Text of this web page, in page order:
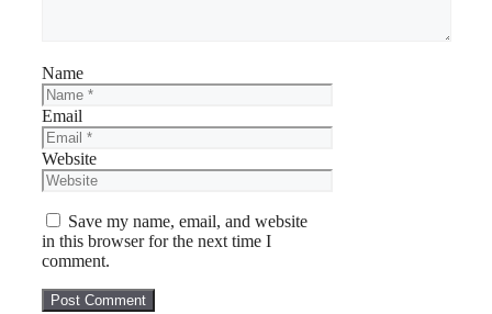
Name
Email
Website
Save my name, email, and website
in this browser for the next time I
comment.